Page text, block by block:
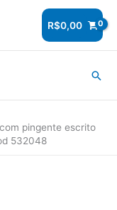
R$0,00
pingente escrito
532048